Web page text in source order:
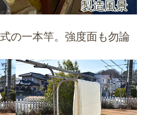
の一本竿。強度面も勿論